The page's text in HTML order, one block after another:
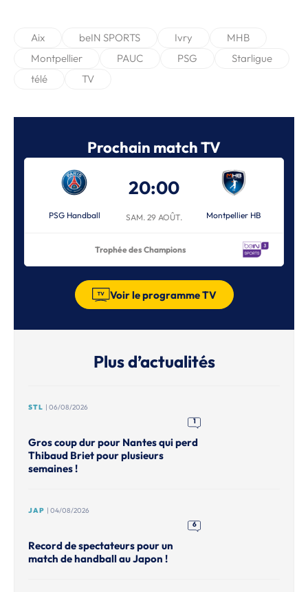
Aix beIN SPORTS Ivry
MHB
Montpellier
PAUC PSG
Starligue
télé
TV
Prochain match TV
PSG Handball
20:00
SAM. 29 AOÛT. Montpellier HB
Trophée des Champions
Voir le programme TV
Plus d’actualités
STL | 06/08/2026
1
Gros coup dur pour Nantes qui perd
Thibaud Briet pour plusieurs
semaines !
JAP | 04/08/2026
6
Record de spectateurs pour un
match de handball au Japon !